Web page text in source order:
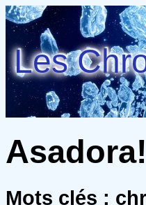
Les
Mots clés :